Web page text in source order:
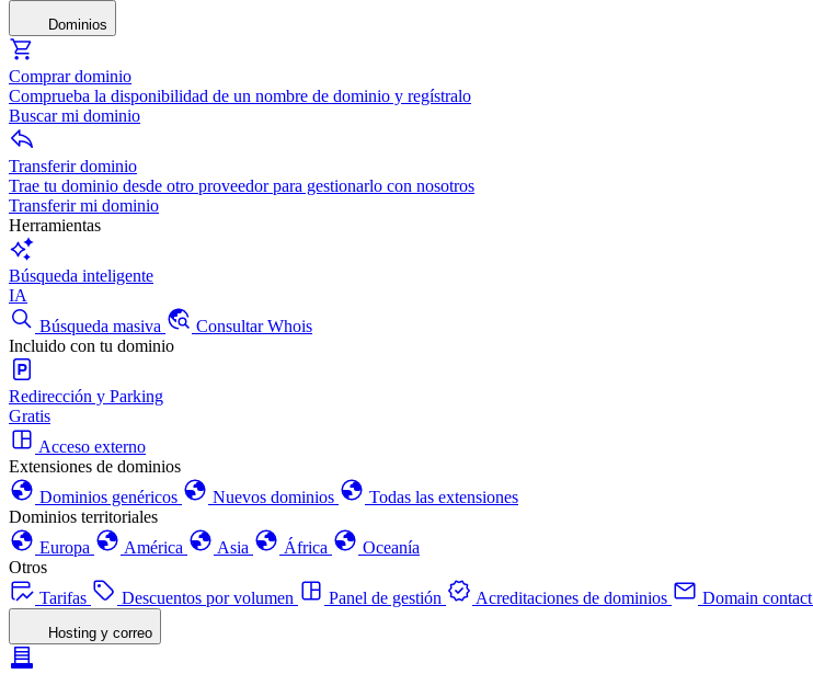
Dominios
Comprar dominio
Comprueba la disponibilidad de un nombre de dominio y regístralo
Buscar mi dominio
Transferir dominio
Trae tu dominio desde otro proveedor para gestionarlo con nosotros
Transferir mi dominio
Herramientas
Búsqueda inteligente
IA
Búsqueda masiva
Consultar Whois
Incluido con tu dominio
Redirección y Parking
Gratis
Acceso externo
Extensiones de dominios
Dominios genéricos
Nuevos dominios
Todas las extensiones
Dominios territoriales
Europa
América Asia África
Oceanía
Otros
Tarifas
Descuentos por volumen Panel de gestión Acreditaciones de dominios Domain contact
Hosting y correo